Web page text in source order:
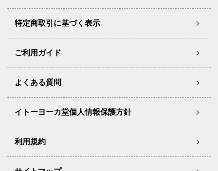
特定商取引に基づく表示
ご利用ガイド
よくある質問
イトーヨーカ堂個人情報保護方針
利用規約